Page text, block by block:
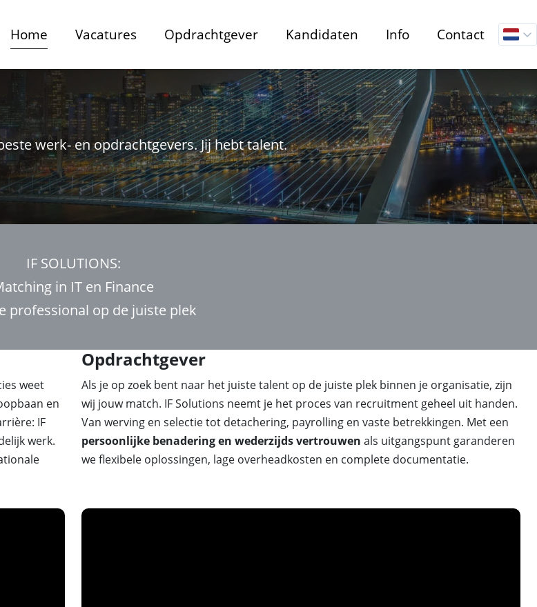
Home Vacatures Opdrachtgever Kandidaten Info Contact
werk- en opdrachtgevers. Jij hebt talent.
IF SOLUTIONS:
in IT en Finance
professional op de juiste plek
weet
en
IF
werk.
Opdrachtgever
Als je op zoek bent naar het juiste talent op de juiste plek binnen je organisatie, zijn
wij jouw match. IF Solutions neemt je het proces van recruitment geheel uit handen.
Van werving en selectie tot detachering, payrolling en vaste betrekkingen. Met een
persoonlijke benadering en wederzijds vertrouwen als uitgangspunt garanderen
we flexibele oplossingen, lage overheadkosten en complete documentatie.